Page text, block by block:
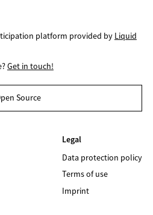
platform provided by Liquid
Get in touch!
Source
Legal
Data protection policy
Terms of use
Imprint